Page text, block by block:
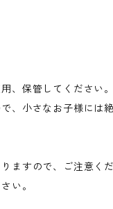
、保管してください。
、小さなお子様には
ますので、ご注意くだ
い。